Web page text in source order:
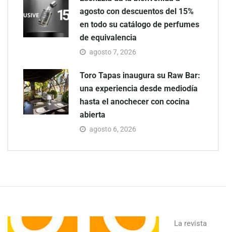
agosto con descuentos del 15%
en todo su catálogo de perfumes
de equivalencia
agosto 7, 2026
Toro Tapas inaugura su Raw Bar:
una experiencia desde mediodía
hasta el anochecer con cocina
abierta
agosto 6, 2026
La revista